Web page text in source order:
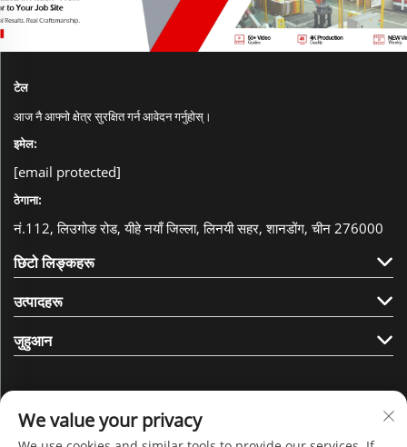
टेल
आज नै आफ्नो क्षेत्र सुरक्षित गर्न आवेदन गर्नुहोस्।
इमेल:
[email protected]
ठेगाना:
नं.112, लिउगोङ रोड, यीहे नयाँ जिल्ला, लिनयी सहर, शानडोंग, चीन 276000
छिटो लिङ्कहरू
उत्पादहरू
जुहुआन
We value your privacy